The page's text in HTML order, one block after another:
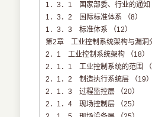
1．3．1 国家部委、行业的通知
1．3．2 国际标准体系 （8）
1．3．3 标准体系 （12）
第2章 工业控制系统架构与漏洞
2．1 工业控制系统架构 （18）
2．1．1 工业控制系统的范围 （
2．1．2 制造执行系统层 （19）
2．1．3 过程监控层 （20）
2．1．4 现场控制层 （25）